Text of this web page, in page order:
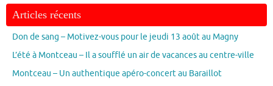
Articles récents
Don de sang – Motivez-vous pour le jeudi 13 août au Magny
L’été à Montceau – Il a soufflé un air de vacances au centre-ville
Montceau – Un authentique apéro-concert au Baraillot